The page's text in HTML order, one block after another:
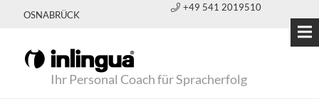
OSNABRÜCK
+49 541 2019510
Ihr Personal Coach für Spracherfolg